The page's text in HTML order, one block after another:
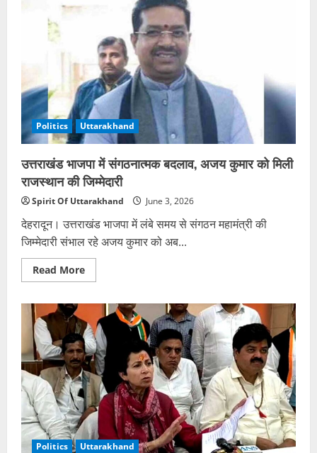
जून
विशेष
गहन
पुनरीक्षण,
79
लाख
मतदाताओं
को
भरना
होगा
गणना
प्रपत्र
Politics Uttarakhand
उत्तराखंड भाजपा में संगठनात्मक बदलाव, अजय कुमार को मिली
राजस्थान की जिम्मेदारी
Spirit Of Uttarakhand June 3, 2026
देहरादून। उत्तराखंड भाजपा में लंबे समय से संगठन महामंत्री की
जिम्मेदारी संभाल रहे अजय कुमार को अब...
Read MoreRead
more
में
संगठनात्मक
बदलाव,
अजय
कुमार
को
मिली
राजस्थान
की
जिम्मेदारी
Politics Uttarakhand